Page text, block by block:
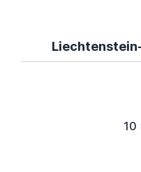
10